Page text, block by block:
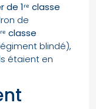
de 1ʳᵉ classe
de
classe
blindé),
étaient en